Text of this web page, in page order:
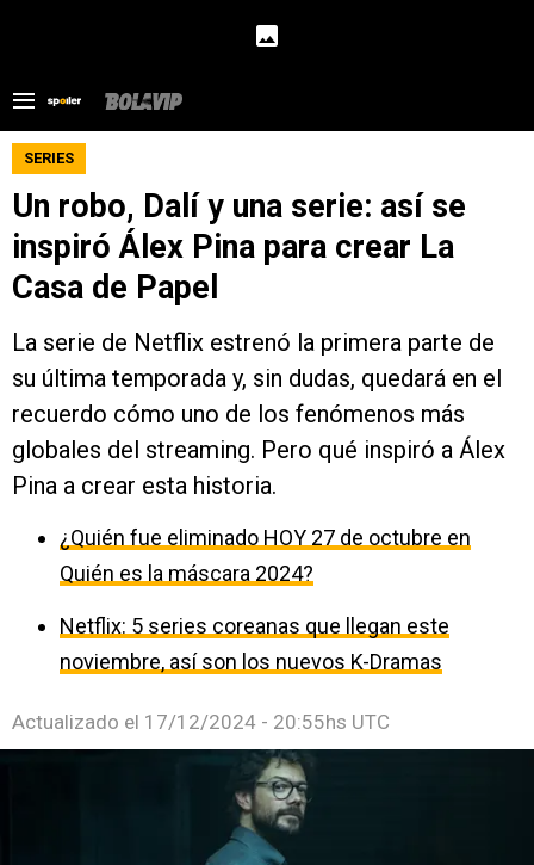
SERIES
Un robo, Dalí y una serie: así se
inspiró Álex Pina para crear La
Casa de Papel
La serie de Netflix estrenó la primera parte de
su última temporada y, sin dudas, quedará en el
recuerdo cómo uno de los fenómenos más
globales del streaming. Pero qué inspiró a Álex
Pina a crear esta historia.
¿Quién fue eliminado HOY 27 de octubre en
Quién es la máscara 2024?
Netflix: 5 series coreanas que llegan este
noviembre, así son los nuevos K-Dramas
Actualizado el 17/12/2024 - 20:55hs UTC